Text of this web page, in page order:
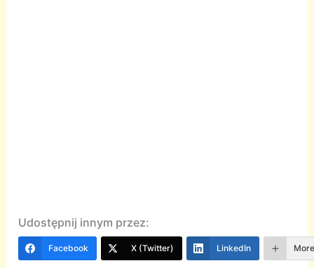
Udostępnij innym przez:
Facebook X (Twitter) LinkedIn